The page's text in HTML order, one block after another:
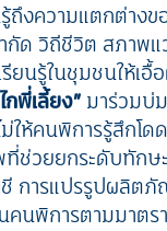
งความแตกต่างข
ำกัด วิถีชีวิต สภา
นรู้ในชุมชนให้เอื้
กพี่เลี้ยง” มาร่วมบ่
ให้คนพิการรู้สึกโ
ช่วยยกระดับทัก
การแปรรูปผลิต
คนพิการตามมาตร